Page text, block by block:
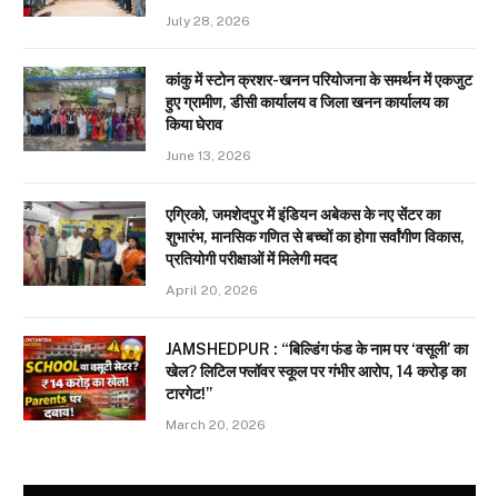
July 28, 2026
कांकु में स्टोन क्रशर-खनन परियोजना के समर्थन में एकजुट
हुए ग्रामीण, डीसी कार्यालय व जिला खनन कार्यालय का
किया घेराव
June 13, 2026
एग्रिको, जमशेदपुर में इंडियन अबेकस के नए सेंटर का
शुभारंभ, मानसिक गणित से बच्चों का होगा सर्वांगीण विकास,
प्रतियोगी परीक्षाओं में मिलेगी मदद
April 20, 2026
JAMSHEDPUR : “बिल्डिंग फंड के नाम पर ‘वसूली’ का
खेल? लिटिल फ्लॉवर स्कूल पर गंभीर आरोप, 14 करोड़ का
टारगेट!”
March 20, 2026